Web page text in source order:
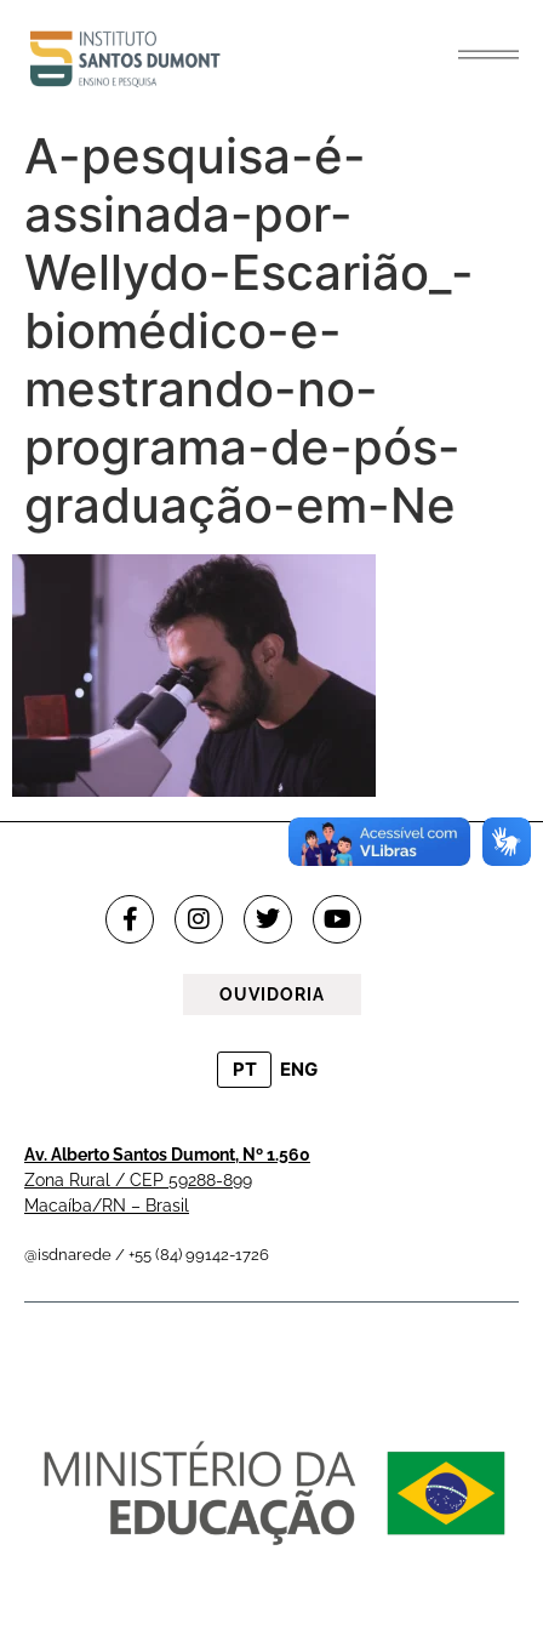
conteúdo
A-pesquisa-é-
assinada-por-
Wellydo-Escarião_-
biomédico-e-
mestrando-no-
programa-de-pós-
graduação-em-Ne
OUVIDORIA
PT ENG
Av. Alberto Santos Dumont, Nº 1.560
Zona Rural / CEP 59288-899
Macaíba/RN – Brasil
@isdnarede / +55 (84) 99142-1726